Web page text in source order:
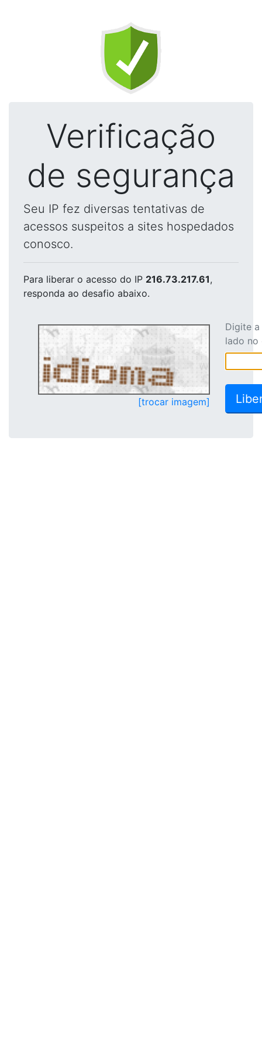
Verificação
de segurança
Seu IP fez diversas tentativas de
acessos suspeitos a sites hospedados
conosco.
Para liberar o acesso do IP 216.73.217.61,
responda ao desafio abaixo.
[trocar imagem]
Digite
lado no